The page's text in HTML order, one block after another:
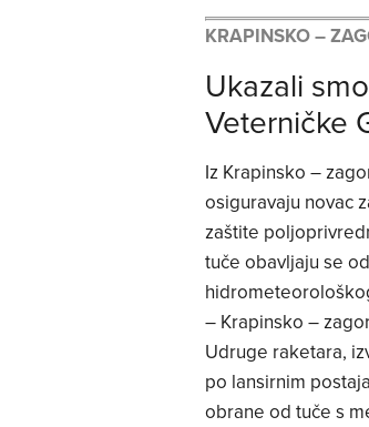
KRAPINSKO –
Ukazali
Veterničke
Iz Krapinsko –
osiguravaju novac
zaštite
tuče obavljaju se
– Krapinsko –
Udruge raketara,
po lansirnim
obrane od tuče s